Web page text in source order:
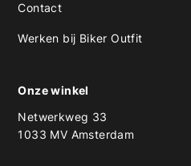
Contact
Werken bij Biker Outfit
Onze winkel
Netwerkweg 33
1033 MV Amsterdam